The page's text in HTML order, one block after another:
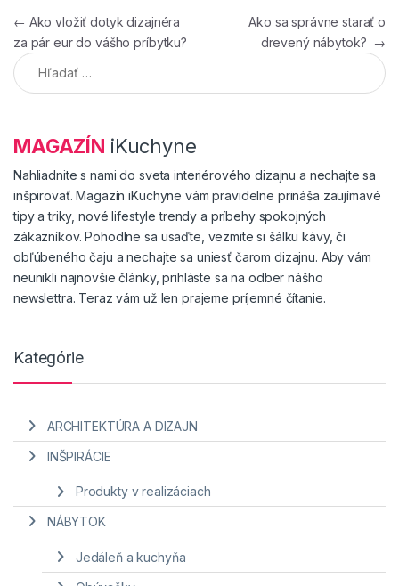
Navigácia v článku
← Ako vložiť dotyk dizajnéra
za pár eur do vášho príbytku?
Ako sa správne starať o
drevený nábytok? →
Hľadať:
MAGAZÍN iKuchyne
Nahliadnite s nami do sveta interiérového dizajnu a nechajte sa
inšpirovať. Magazín iKuchyne vám pravidelne prináša zaujímavé
tipy a triky, nové lifestyle trendy a príbehy spokojných
zákazníkov. Pohodlne sa usaďte, vezmite si šálku kávy, či
obľúbeného čaju a nechajte sa uniesť čarom dizajnu. Aby vám
neunikli najnovšie články, prihláste sa na odber nášho
newslettra. Teraz vám už len prajeme príjemné čítanie.
Kategórie
ARCHITEKTÚRA A DIZAJN
INŠPIRÁCIE
Produkty v realizáciach
NÁBYTOK
Jedáleň a kuchyňa